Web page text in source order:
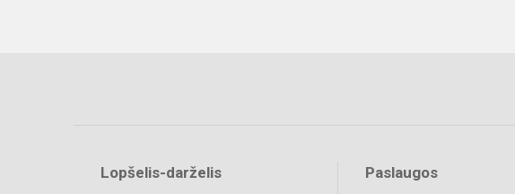
Lopšelis-darželis Paslaugos